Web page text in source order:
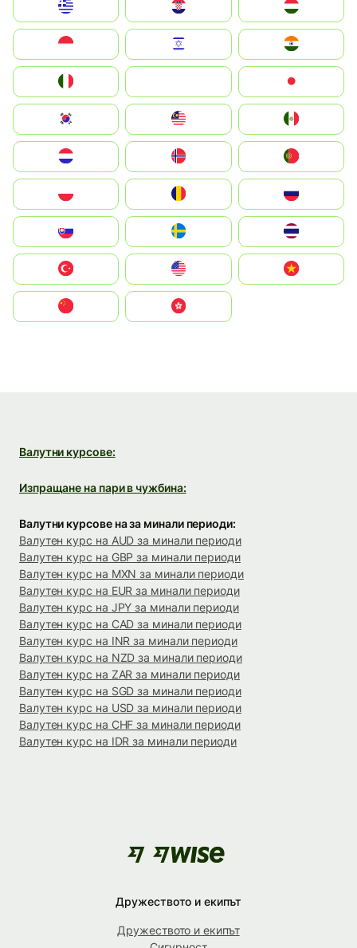
Magyarország
South Korea
United States
中國香港特別行政區
Валутни курсове:
Изпращане на пари в чужбина:
Валутни курсове на за минали периоди:
Валутен курс на AUD за минали периоди
Валутен курс на GBP за минали периоди
Валутен курс на MXN за минали периоди
Валутен курс на EUR за минали периоди
Валутен курс на JPY за минали периоди
Валутен курс на CAD за минали периоди
Валутен курс на INR за минали периоди
Валутен курс на NZD за минали периоди
Валутен курс на ZAR за минали периоди
Валутен курс на SGD за минали периоди
Валутен курс на USD за минали периоди
Валутен курс на CHF за минали периоди
Валутен курс на IDR за минали периоди
Дружеството и екипът
Дружеството и екипът